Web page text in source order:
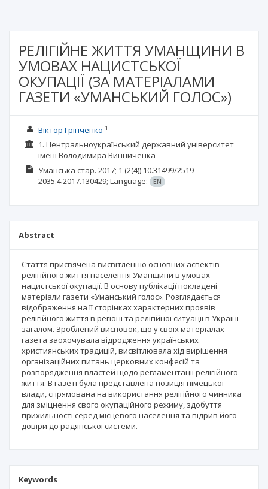
РЕЛІГІЙНЕ ЖИТТЯ УМАНЩИНИ В
УМОВАХ НАЦИСТСЬКОЇ
ОКУПАЦІЇ (ЗА МАТЕРІАЛАМИ
ГАЗЕТИ «УМАНСЬКИЙ ГОЛОС»)
Віктор Грінченко 1
1. Центральноукраїнський державний університет
імені Володимира Винниченка
Уманська стар. 2017; 1 (2(4)) 10.31499/2519-
2035.4.2017.130429; Language: EN
Abstract
Стаття присвячена висвітленню основних аспектів
релігійного життя населення Уманщини в умовах
нацистської окупації. В основу публікації покладені
матеріали газети «Уманський голос». Розглядається
відображення на її сторінках характерних проявів
релігійного життя в регіоні та релігійної ситуації в Україні
загалом. Зроблений висновок, що у своїх матеріалах
газета заохочувала відродження українських
християнських традицій, висвітлювала хід вирішення
організаційних питань церковних конфесій та
розпорядження властей щодо регламентації релігійного
життя. В газеті була представлена позиція німецької
влади, спрямована на використання релігійного чинника
для зміцнення свого окупаційного режиму, здобуття
прихильності серед місцевого населення та підрив його
довіри до радянської системи.
Keywords